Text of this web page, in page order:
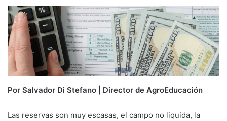
Por Salvador Di Stefano | Director de AgroEducación
Las reservas son muy escasas, el campo no liquida, la